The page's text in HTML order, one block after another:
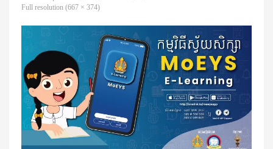
Full resolution (667 × 374)